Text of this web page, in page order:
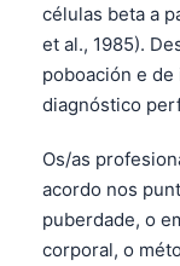
células beta a
et al., 1985).
poboación e
diagnóstico
Os/as
acordo nos
puberdade, o
corporal, o